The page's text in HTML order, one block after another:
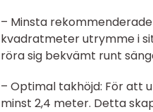
– Minsta
kvadratmeter utrymme i
röra sig bekvämt runt
– Optimal takhöjd: För att
minst 2,4 meter. Detta